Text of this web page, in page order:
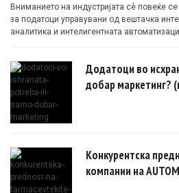
Вниманието на индустријата сè повеќе
за податоци управувани од вештачка
аналитика и интелигентната
Додатоци во
добар маркетинг?
Конкурентска
компании на